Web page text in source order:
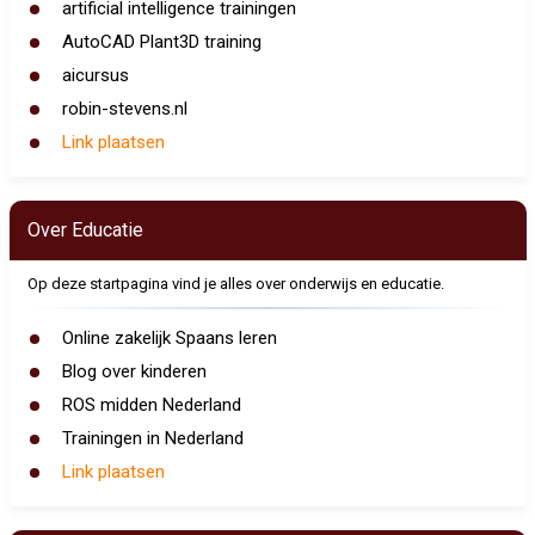
artificial intelligence trainingen
AutoCAD Plant3D training
aicursus
robin-stevens.nl
Link plaatsen
Over Educatie
Op deze startpagina vind je alles over onderwijs en educatie.
Online zakelijk Spaans leren
Blog over kinderen
ROS midden Nederland
Trainingen in Nederland
Link plaatsen